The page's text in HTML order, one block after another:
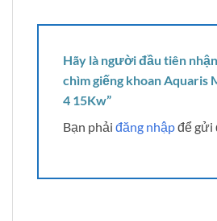
Hãy là người đầu tiên
chìm giếng khoan Aquaris
4 15Kw”
Bạn phải đăng nhậpđể gửi